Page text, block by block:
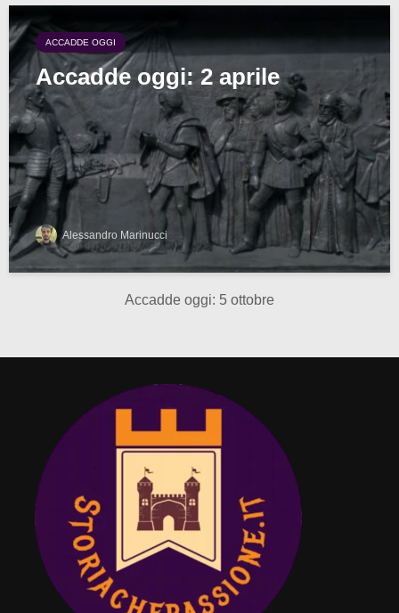
ACCADDE OGGI
Accadde oggi: 2 aprile
Alessandro Marinucci
Accadde oggi: 5 ottobre